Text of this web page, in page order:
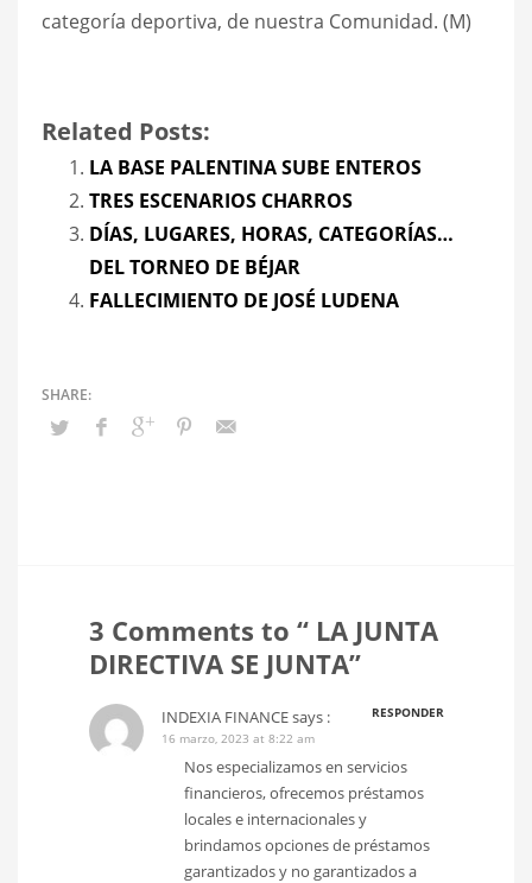
categoría deportiva, de nuestra Comunidad. (M)
Related Posts:
LA BASE PALENTINA SUBE ENTEROS
TRES ESCENARIOS CHARROS
DÍAS, LUGARES, HORAS, CATEGORÍAS…
DEL TORNEO DE BÉJAR
FALLECIMIENTO DE JOSÉ LUDENA
3 Comments to “ LA JUNTA
DIRECTIVA SE JUNTA”
INDEXIA FINANCEsays :
RESPONDER
16 marzo, 2023 at 8:22 am
Nos especializamos en servicios
financieros, ofrecemos préstamos
locales e internacionales y
brindamos opciones de préstamos
garantizados y no garantizados a